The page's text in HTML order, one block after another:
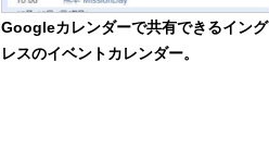
Googleカレンダーで共有できるイング
レスのイベントカレンダー。